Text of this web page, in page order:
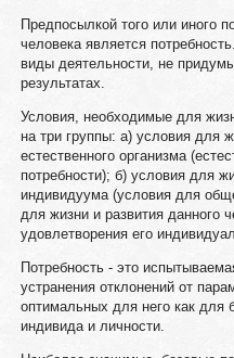
Предпосылкой того или иного
человека является
виды деятельности, не
результатах.
Условия, необходимые для
на три группы: а) условия для
естественного организма
потребности); б) условия для
индивидуума (условия для
для жизни и развития данного
удовлетворения его
Потребность - это
устранения отклонений от
оптимальных для него как для
индивида и личности.